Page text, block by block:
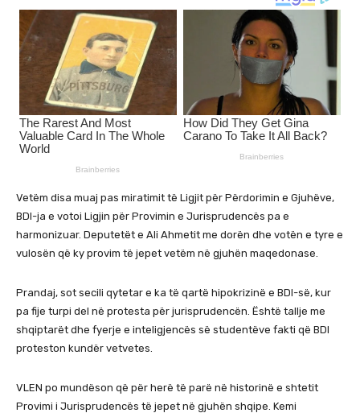
Vetëm disa muaj pas miratimit të Ligjit për Përdorimin e Gjuhëve,
BDI-ja e votoi Ligjin për Provimin e Jurisprudencës pa e
harmonizuar. Deputetët e Ali Ahmetit me dorën dhe votën e tyre e
vulosën që ky provim të jepet vetëm në gjuhën maqedonase.
Prandaj, sot secili qytetar e ka të qartë hipokrizinë e BDI-së, kur
pa fije turpi del në protesta për jurisprudencën. Është tallje me
shqiptarët dhe fyerje e inteligjencës së studentëve fakti që BDI
proteston kundër vetvetes.
VLEN po mundëson që për herë të parë në historinë e shtetit
Provimi i Jurisprudencës të jepet në gjuhën shqipe. Kemi